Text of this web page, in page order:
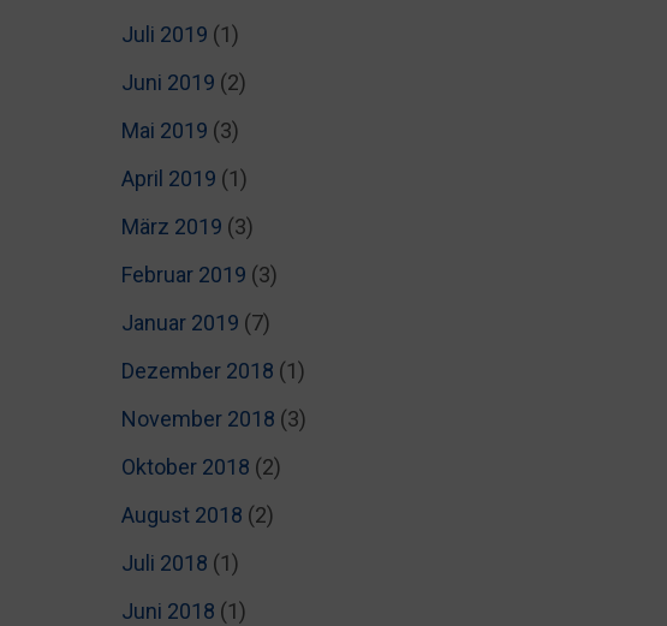
Juli 2019 (1)
Juni 2019 (2)
Mai 2019 (3)
April 2019 (1)
März 2019 (3)
Februar 2019 (3)
Januar 2019 (7)
Dezember 2018 (1)
November 2018 (3)
Oktober 2018 (2)
August 2018 (2)
Juli 2018 (1)
Juni 2018 (1)